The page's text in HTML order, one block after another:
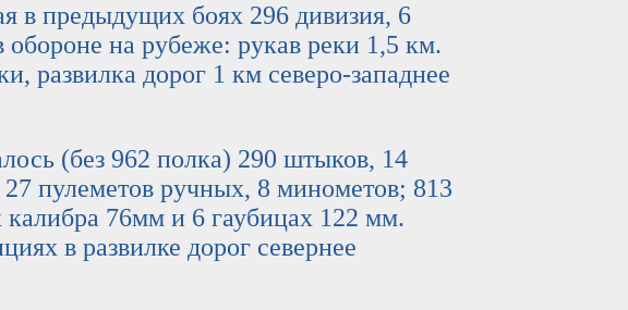
боях 296 дивизия, 6
обороне на рубеже: рукав реки 1,5 км.
развилка дорог 1 км северо-западнее
(без 962 полка) 290 штыков, 14
27 пулеметов ручных, 8 минометов; 813
76мм и 6 гаубицах 122 мм.
в развилке дорог севернее